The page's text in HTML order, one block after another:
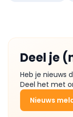
Deel je
Heb je nieuws
Deel het met
Nieuws